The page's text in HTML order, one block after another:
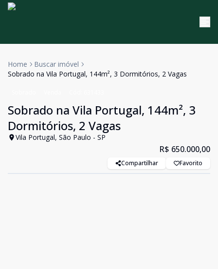
Home
Buscar imóvel
Sobrado na Vila Portugal, 144m², 3 Dormitórios, 2 Vagas
Sobrado na Vila Portugal, 144m², 3
Dormitórios, 2 Vagas
Vila Portugal, São Paulo - SP
R$ 650.000,00
Compartilhar Favorito